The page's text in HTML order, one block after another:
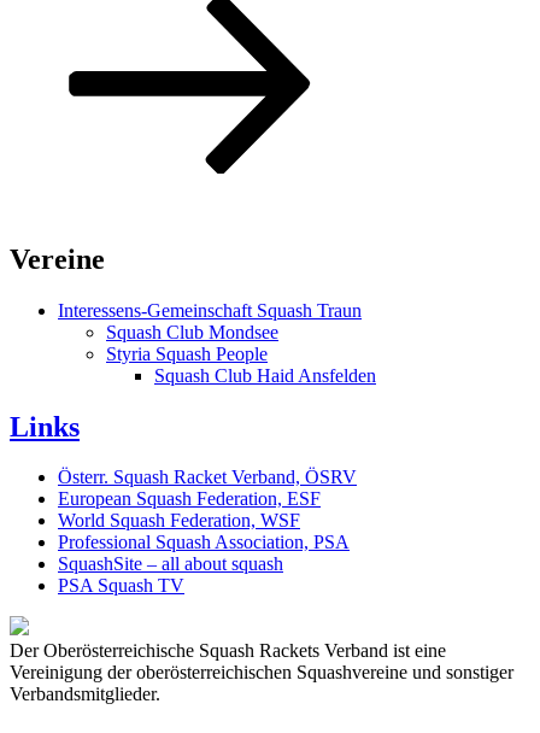
Vereine
Interessens-Gemeinschaft Squash Traun
Squash Club Mondsee
Styria Squash People
Squash Club Haid Ansfelden
Links
Österr. Squash Racket Verband, ÖSRV
European Squash Federation, ESF
World Squash Federation, WSF
Professional Squash Association, PSA
SquashSite – all about squash
PSA Squash TV
Der Oberösterreichische Squash Rackets Verband ist eine
Vereinigung der oberösterreichischen Squashvereine und sonstiger
Verbandsmitglieder.